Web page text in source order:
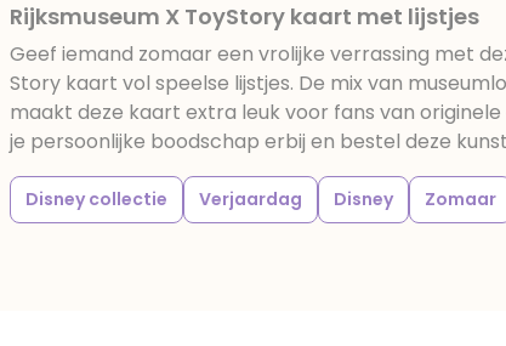
Rijksmuseum X ToyStory kaart met lijstjes
Geef iemand zomaar een vrolijke verrassing met
Story kaart vol speelse lijstjes. De mix van
maakt deze kaart extra leuk voor fans van
je persoonlijke boodschap erbij en bestel deze
Disney collectie Verjaardag Disney Zomaar